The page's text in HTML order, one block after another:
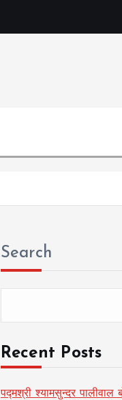
Search
Recent Posts
पद्मश्री श्यामसुन्दर पालीवाल